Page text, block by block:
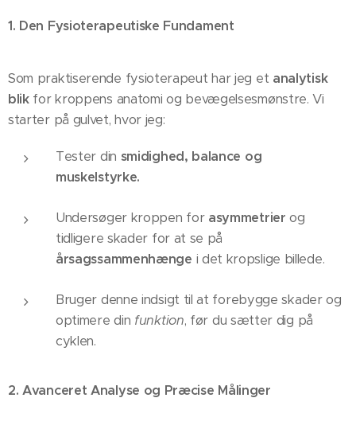
1. Den Fysioterapeutiske Fundament
Som praktiserende fysioterapeut har jeg et analytisk
blikfor kroppens anatomi og bevægelsesmønstre. Vi
starter på gulvet, hvor jeg:
Tester din smidighed, balance og
muskelstyrke.
Undersøger kroppen for asymmetrier og
tidligere skader for at se på
årsagssammenhænge i det kropslige billede.
Bruger denne indsigt til at forebygge skader og
optimere din funktion, før du sætter dig på
cyklen.
2. Avanceret Analyse og Præcise Målinger